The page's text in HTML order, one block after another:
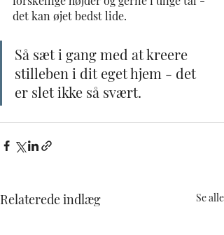
det kan øjet bedst lide.
Så sæt i gang med at kreere
stilleben i dit eget hjem - det
er slet ikke så svært.
Relaterede indlæg Se alle